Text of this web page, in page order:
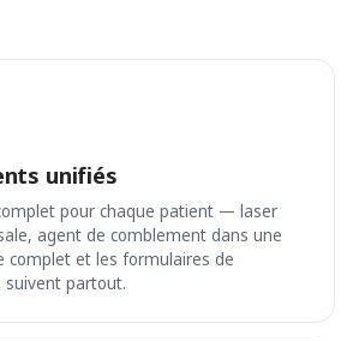
unifiés
pour chaque patient — laser
agent de comblement dans une
complet et les formulaires de
partout.